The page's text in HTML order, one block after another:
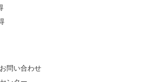
問い合わせ